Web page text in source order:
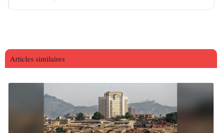
Articles similaires